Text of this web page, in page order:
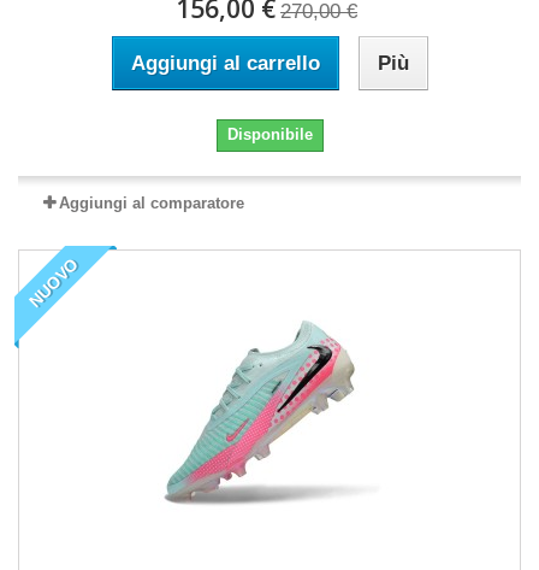
156,00 € 270,00 €
Aggiungi al carrello Più
Disponibile
Aggiungi al comparatore
NUOVO